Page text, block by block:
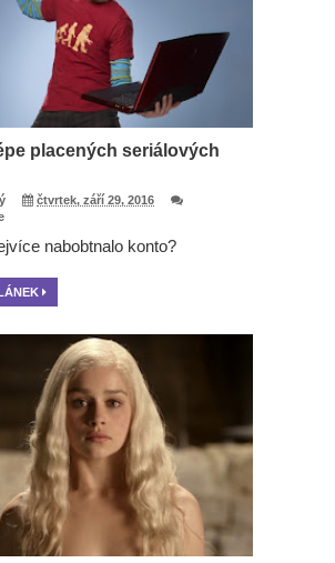
placených seriálových
čtvrtek, září 29, 2016
nabobtnalo konto?